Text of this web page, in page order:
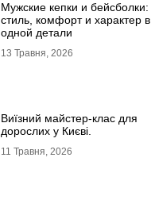
Мужские кепки и бейсболки:
стиль, комфорт и характер в
одной детали
13 Травня, 2026
Виїзний майстер-клас для
дорослих у Києві.
11 Травня, 2026